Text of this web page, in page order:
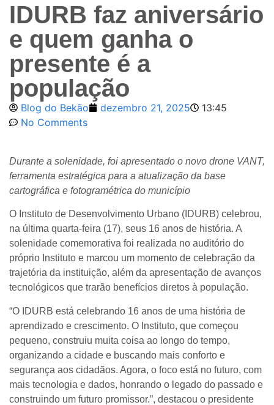
IDURB faz aniversário
e quem ganha o
presente é a
população
Blog do Bekão dezembro 21, 2025
13:45
No Comments
Durante a solenidade, foi apresentado o novo drone VANT,
ferramenta estratégica para a atualização da base
cartográfica e fotogramétrica do município
O Instituto de Desenvolvimento Urbano (IDURB) celebrou,
na última quarta-feira (17), seus 16 anos de história. A
solenidade comemorativa foi realizada no auditório do
próprio Instituto e marcou um momento de celebração da
trajetória da instituição, além da apresentação de avanços
tecnológicos que trarão benefícios diretos à população.
“O IDURB está celebrando 16 anos de uma história de
aprendizado e crescimento. O Instituto, que começou
pequeno, construiu muita coisa ao longo do tempo,
organizando a cidade e buscando mais conforto e
segurança aos cidadãos. Agora, o foco está no futuro, com
mais tecnologia e dados, honrando o legado do passado e
construindo um futuro promissor.”, destacou o presidente